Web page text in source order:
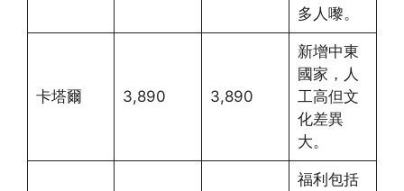
多人嚟。
卡塔爾 3,890 3,890
新增中東
國家，人
工高但文
化差異
大。
福利包括